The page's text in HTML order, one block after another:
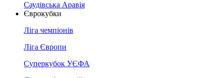
Саудівська Аравія
Єврокубки
Ліга чемпіонів
Ліга Європи
Суперкубок УЄФА